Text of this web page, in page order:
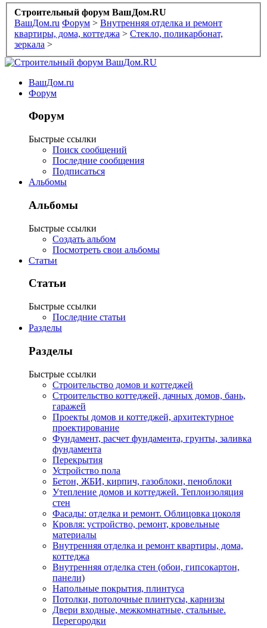
Строительный форум ВашДом.RU
ВашДом.ru Форум > Внутренняя отделка и ремонт
квартиры, дома, коттеджа > Стекло, поликарбонат,
зеркала >
ВашДом.ru
Форум
Форум
Быстрые ссылки
Поиск сообщений
Последние сообщения
Подписаться
Альбомы
Альбомы
Быстрые ссылки
Создать альбом
Посмотреть свои альбомы
Статьи
Статьи
Быстрые ссылки
Последние статьи
Разделы
Разделы
Быстрые ссылки
Строительство домов и коттеджей
Строительство коттеджей, дачных домов, бань,
гаражей
Проекты домов и коттеджей, архитектурное
проектирование
Фундамент, расчет фундамента, грунты, заливка
фундамента
Перекрытия
Устройство пола
Бетон, ЖБИ, кирпич, газоблоки, пеноблоки
Утепление домов и коттеджей. Теплоизоляция
стен
Фасады: отделка и ремонт. Облицовка цоколя
Кровля: устройство, ремонт, кровельные
материалы
Внутренняя отделка и ремонт квартиры, дома,
коттеджа
Внутренняя отделка стен (обои, гипсокартон,
панели)
Напольные покрытия, плинтуса
Потолки, потолочные плинтусы, карнизы
Двери входные, межкомнатные, стальные.
Перегородки